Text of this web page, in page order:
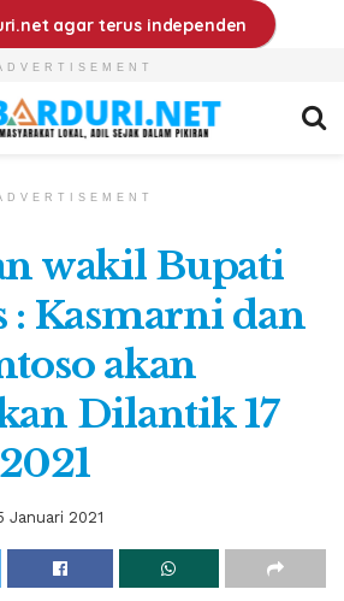
agar terus independen
wakil Bupati
: Kasmarni dan
akan
Dilantik 17
Januari 2021